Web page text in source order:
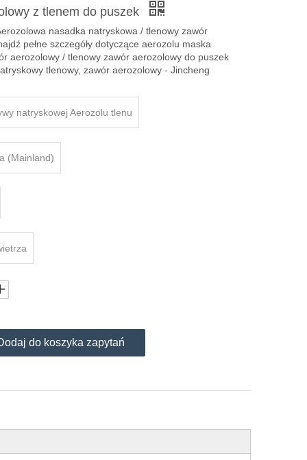
z tlenem do puszek
nasadka natryskowa / tlenowy zawór
pełne szczegóły dotyczące aerozolu maska
aerozolowy / tlenowy zawór aerozolowy do puszek
tlenowy, zawór aerozolowy - Jincheng
natryskowej Aerozolu tlenu
(Mainland)
do koszyka zapytań